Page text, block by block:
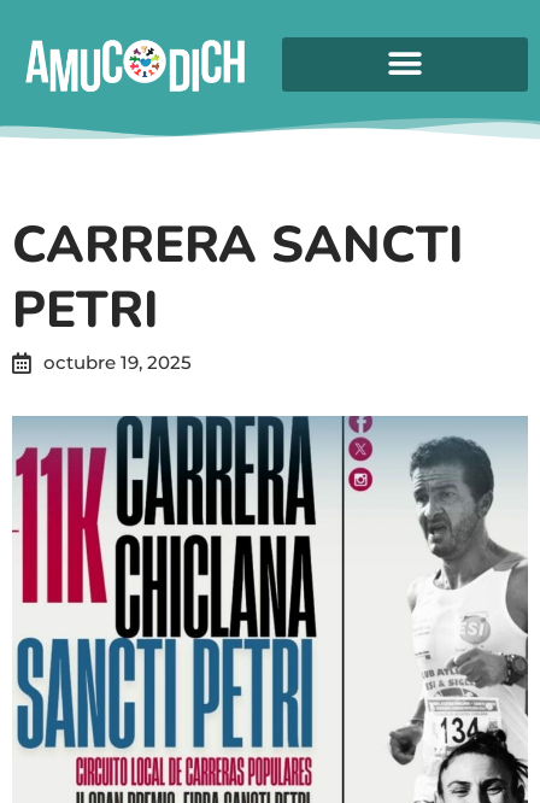
CARRERA SANCTI
PETRI
octubre 19, 2025